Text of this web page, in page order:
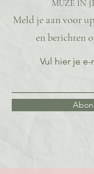
MUZE IN
Meld je aan voor
en berichten
Vul hier je